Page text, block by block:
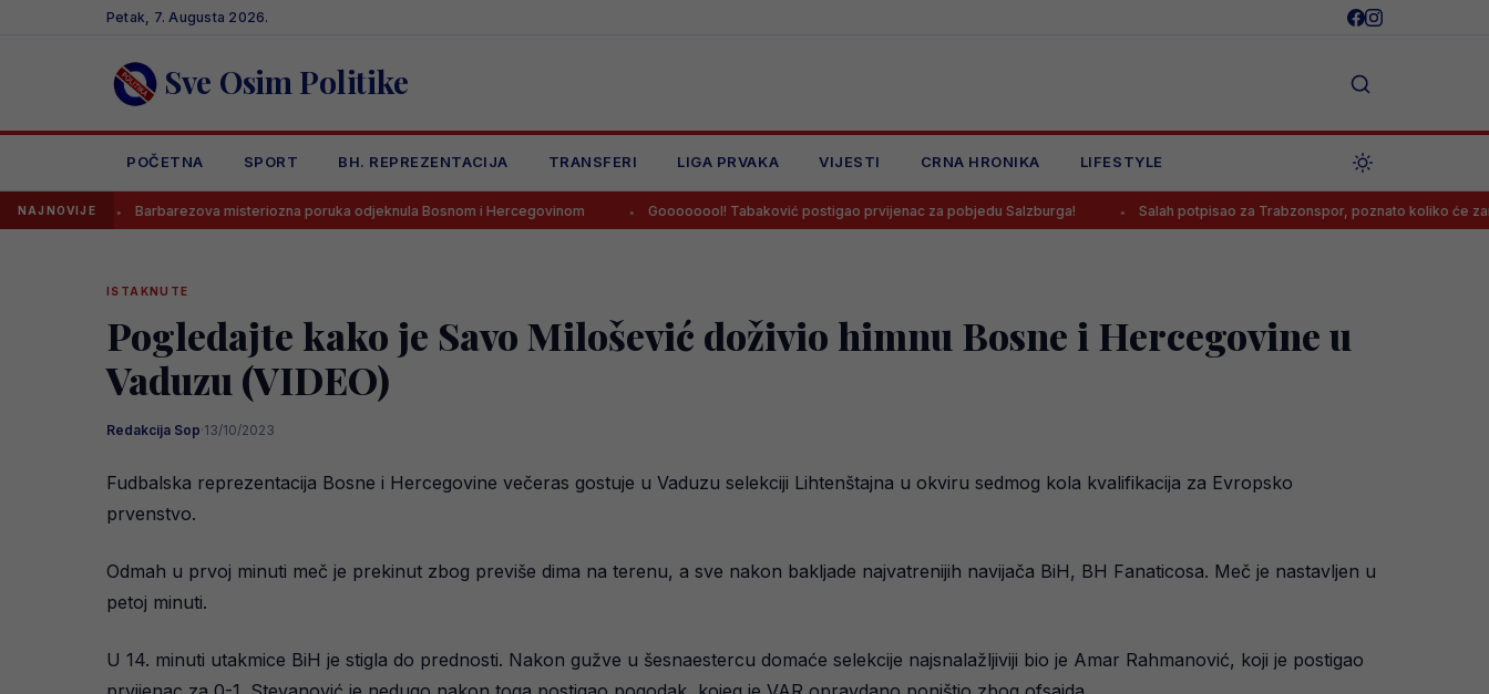
Petak, 7. Augusta 2026.
Sve Osim Politike
POČETNA SPORT BH. REPREZENTACIJA TRANSFERI LIGA PRVAKA VIJESTI CRNA HRONIKA LIFESTYLE
NAJNOVIJE
Barbarezova misteriozna poruka odjeknula Bosnom i Hercegovinom Goooooool! Tabaković postigao prvijenac za pobjedu Salzburga! Salah potpisao za Trabzonspor, poznato koliko će zarađivati
ISTAKNUTE
Pogledajte kako je Savo Milošević doživio himnu Bosne i Hercegovine u
Vaduzu (VIDEO)
Redakcija Sop·13/10/2023
Fudbalska reprezentacija Bosne i Hercegovine večeras gostuje u Vaduzu selekciji Lihtenštajna u okviru sedmog kola kvalifikacija za Evropsko
prvenstvo.
Odmah u prvoj minuti meč je prekinut zbog previše dima na terenu, a sve nakon bakljade najvatrenijih navijača BiH, BH Fanaticosa. Meč je nastavljen u
petoj minuti.
U 14. minuti utakmice BiH je stigla do prednosti. Nakon gužve u šesnaestercu domaće selekcije najsnalažljiviji bio je Amar Rahmanović, koji je postigao